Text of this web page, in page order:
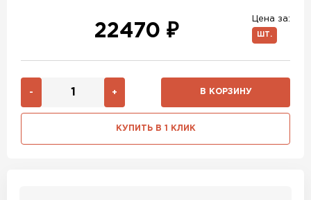
Цена за:
ШТ.
22470 ₽
- + В КОРЗИНУ
КУПИТЬ В 1 КЛИК